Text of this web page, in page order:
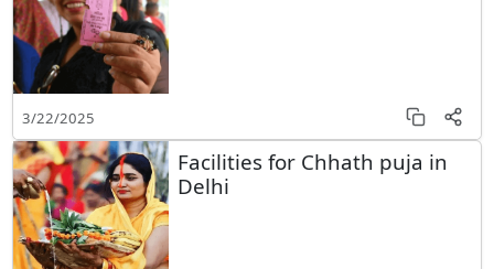
3/22/2025
Facilities for Chhath puja in
Delhi